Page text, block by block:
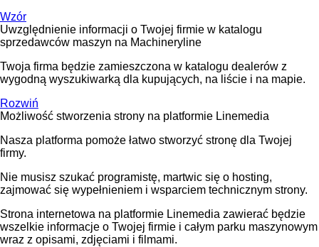
Wzór
Uwzględnienie informacji o Twojej firmie w katalogu
sprzedawców maszyn na Machineryline
Twoja firma będzie zamieszczona w katalogu dealerów z
wygodną wyszukiwarką dla kupujących, na liście i na mapie.
Rozwiń
Możliwość stworzenia strony na platformie Linemedia
Nasza platforma pomoże łatwo stworzyć stronę dla Twojej
firmy.
Nie musisz szukać programistę, martwic się o hosting,
zajmować się wypełnieniem i wsparciem technicznym strony.
Strona internetowa na platformie Linemedia zawierać będzie
wszelkie informacje o Twojej firmie i całym parku maszynowym
wraz z opisami, zdjęciami i filmami.